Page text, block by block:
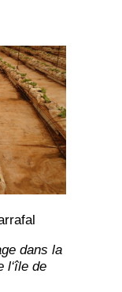
dans la
l‘île de